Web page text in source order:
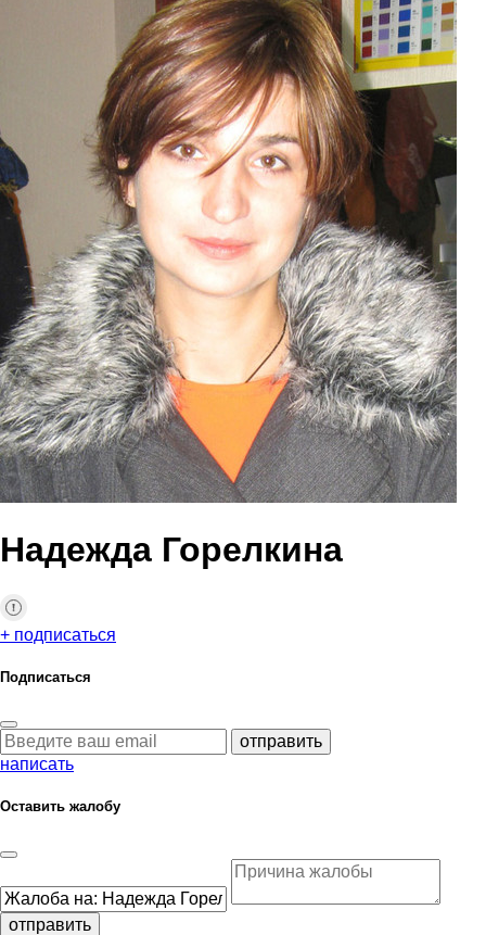
Надежда Горелкина
+ подписаться
Подписаться
отправить
написать
Оставить жалобу
отправить